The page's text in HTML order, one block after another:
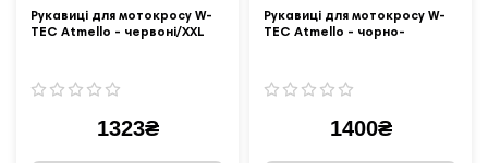
Рукавиці для мотокросу W-
TEC Atmello - червоні/XXL
1323₴
Рукавиці для мотокросу W-
TEC Atmello - чорно-
1400₴